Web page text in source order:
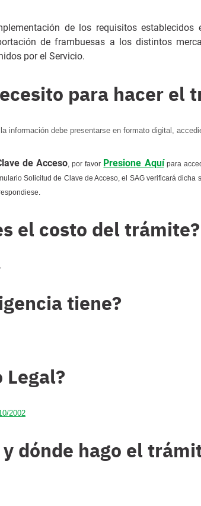
de los requisitos
de frambuesas a los distintos
por el Servicio.
para hacer el
la información debe presentarse en formato digital,
de Acceso, por favor Presione Aquí para
Solicitud de Clave de Acceso, el SAG verificará
el costo del trámite?
tiene?
Legal?
2002
y dónde hago el